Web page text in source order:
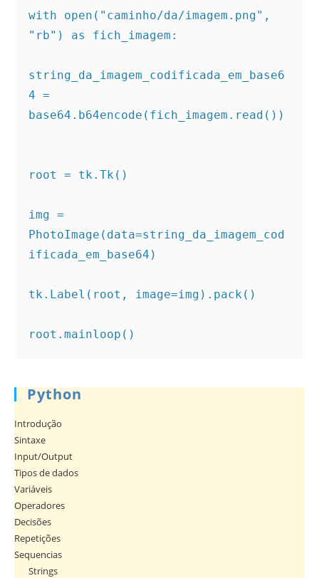
with open("caminho/da/imagem.png",
"rb") as fich_imagem:
string_da_imagem_codificada_em_base6
4 =
base64.b64encode(fich_imagem.read())
root = tk.Tk()
img =
PhotoImage(data=string_da_imagem_cod
ificada_em_base64)
tk.Label(root, image=img).pack()
root.mainloop()
Python
Introdução
Sintaxe
Input/Output
Tipos de dados
Variáveis
Operadores
Decisões
Repetições
Sequencias
Strings